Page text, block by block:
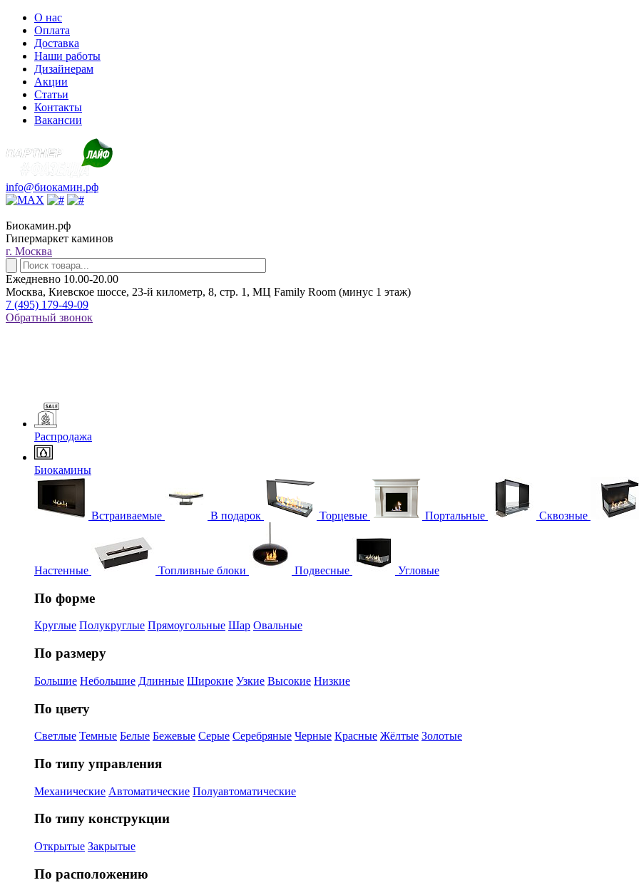
О нас
Оплата
Доставка
Наши работы
Дизайнерам
Акции
Статьи
Контакты
Вакансии
info@биокамин.рф
Биокамин.рф
Гипермаркет каминов
г. Москва
Ежедневно 10.00-20.00
Москва, Киевское шоссе, 23-й километр, 8, стр. 1, МЦ Family Room (минус 1 этаж)
7 (495) 179-49-09
Обратный звонок
Распродажа
Биокамины
Встраиваемые В подарок Торцевые Портальные Сквозные
Настенные Топливные блоки Подвесные Угловые
По форме
Круглые Полукруглые Прямоугольные Шар Овальные
По размеру
Большие Небольшие Длинные Широкие Узкие Высокие Низкие
По цвету
Светлые Темные Белые Бежевые Серые Серебряные Черные Красные Жёлтые Золотые
По типу управления
Механические Автоматические Полуавтоматические
По типу конструкции
Открытые Закрытые
По расположению